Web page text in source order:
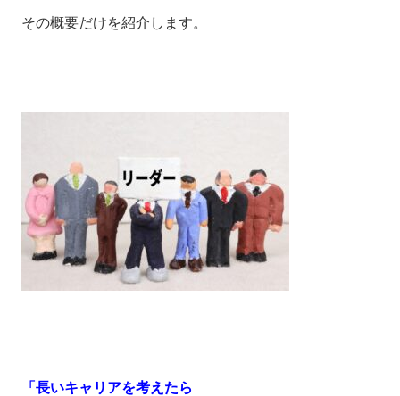
その概要だけを紹介します。
「長いキャリアを考えたら